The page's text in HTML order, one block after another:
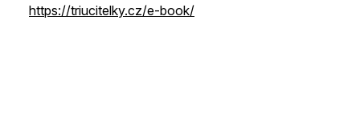
https://triucitelky.cz/e-book/